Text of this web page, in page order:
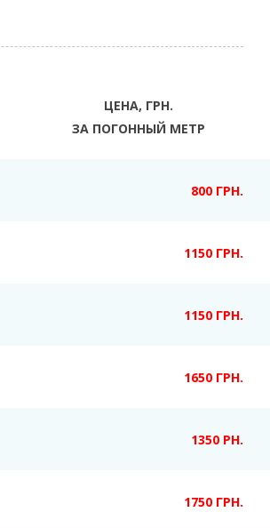
ЦЕНА, ГРН.
ЗА ПОГОННЫЙ МЕТР
800 ГРН.
1150 ГРН.
1150 ГРН.
1650 ГРН.
1350 РН.
1750 ГРН.